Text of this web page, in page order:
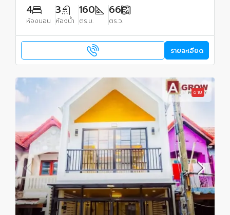
4
ห้องนอน
3
ห้องน้ำ
160
ตร.ม.
66
ตร.ว.
รายละเอียด
ขาย